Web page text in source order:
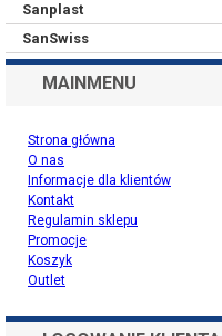
Sanplast
SanSwiss
MAINMENU
Strona główna
O nas
Informacje dla klientów
Kontakt
Regulamin sklepu
Promocje
Koszyk
Outlet